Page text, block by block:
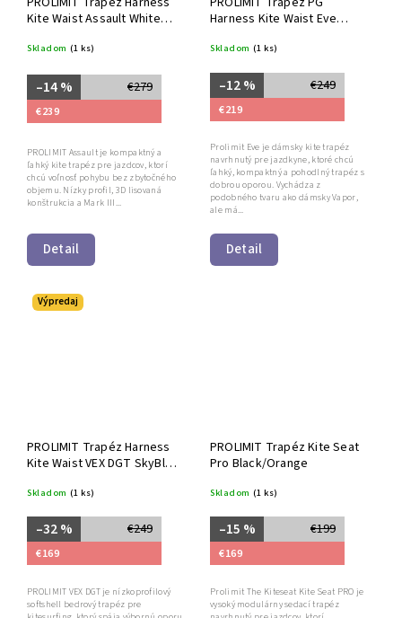
Kite Waist Assault White
Skladom (1 ks)
€279
–14 %
€239
Detail
PROLIMIT Assault je kompaktný a
ľahký kite trapéz pre jazdcov, ktorí
chcú voľnosť pohybu bez zbytočného
objemu. Nízky profil, 3D lisovaná
konštrukcia a Mark III...
Harness Kite Waist Eve
Skladom (1 ks)
€249
–12 %
€219
Detail
Prolimit Eve je dámsky kite trapéz
navrhnutý pre jazdkyne, ktoré chcú
ľahký, kompaktný a pohodlný trapéz s
dobrou oporou. Vychádza z
podobného tvaru ako dámsky Vapor,
ale má...
Výpredaj
PROLIMIT Trapéz Harness
Kite Waist VEX DGT SkyBlue
Skladom (1 ks)
€249
–32 %
€169
PROLIMIT VEX DGT je nízkoprofilový
softshell bedrový trapéz pre
PROLIMIT Trapéz Kite Seat
Pro Black/Orange
Skladom (1 ks)
€199
–15 %
€169
Prolimit The Kiteseat Kite Seat PRO je
vysoký modulárny sedací trapéz